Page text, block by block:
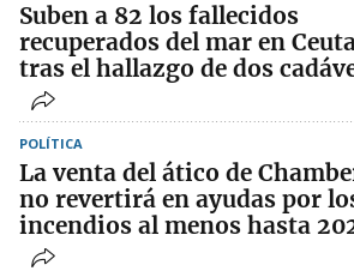
Suben a 82 los fallecidos
recuperados del mar en
tras el hallazgo de dos
POLÍTICA
La venta del ático de
no revertirá en ayudas por
incendios al menos hasta